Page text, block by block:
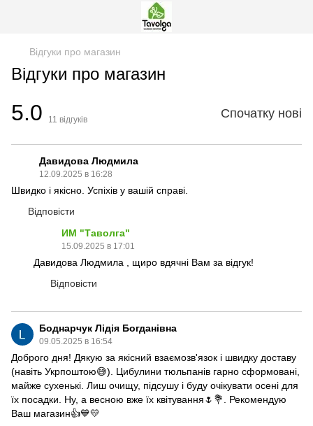
Відгуки про магазин
Відгуки про магазин
5.0 11 відгуків Спочатку нові
Давидова Людмила
12.09.2025 в 16:28
Швидко і якісно. Успіхів у вашій справі.
Відповісти
ИМ "Таволга"
15.09.2025 в 17:01
Давидова Людмила , щиро вдячні Вам за відгук!
Відповісти
Боднарчук Лідія Богданівна
09.05.2025 в 16:54
Доброго дня! Дякую за якісний взаємозв'язок і швидку доставу
(навіть Укрпоштою😅). Цибулини тюльпанів гарно сформовані,
майже сухенькі. Лиш очищу, підсушу і буду очікувати осені для
їх посадки. Ну, а весною вже їх квітування🌷💐. Рекомендую
Ваш магазин👍💙💛